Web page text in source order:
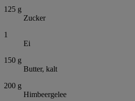
125 g
Zucker
1
Ei
150 g
Butter, kalt
200 g
Himbeergelee